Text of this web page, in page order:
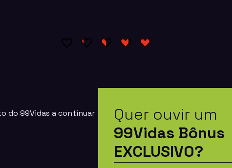
Quer ouvir um
99Vidas Bônus
EXCLUSIVO?
do 99Vidas a continuar